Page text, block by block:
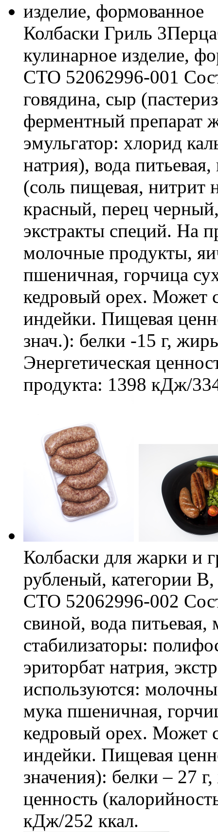
Колбаски Гриль
кулинарное изделие,
СТО 52062996-001
говядина, сыр
ферментный препарат
эмульгатор: хлорид
натрия), вода
(соль пищевая, нитрит
красный, перец
экстракты специй. На
молочные продукты,
пшеничная, горчица
кедровый орех.
индейки. Пищевая
знач.): белки -15 г,
Энергетическая
продукта: 1398 кДж/
Колбаски для жарки и
рубленый, категории
СТО 52062996-002
свиной, вода
стабилизаторы:
эриторбат натрия,
используются:
мука пшеничная,
кедровый орех.
индейки. Пищевая
значения): белки – 27
ценность
кДж/252 ккал.